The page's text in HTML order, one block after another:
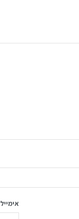
אימייל